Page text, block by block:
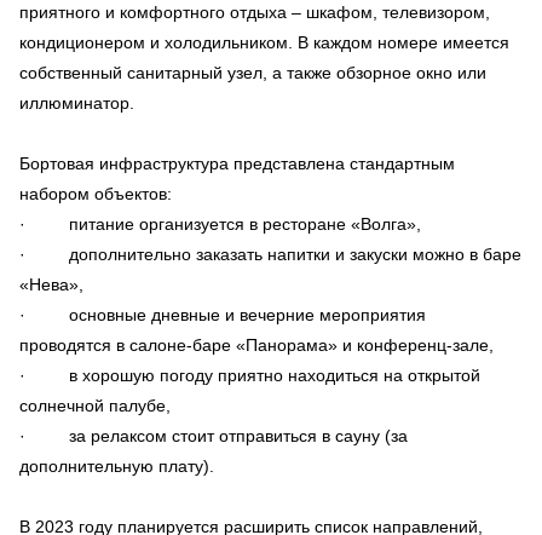
приятного и комфортного отдыха – шкафом, телевизором,
кондиционером и холодильником. В каждом номере имеется
собственный санитарный узел, а также обзорное окно или
иллюминатор.
Бортовая инфраструктура представлена стандартным
набором объектов:
· питание организуется в ресторане «Волга»,
· дополнительно заказать напитки и закуски можно в баре
«Нева»,
· основные дневные и вечерние мероприятия
проводятся в салоне-баре «Панорама» и конференц-зале,
· в хорошую погоду приятно находиться на открытой
солнечной палубе,
· за релаксом стоит отправиться в сауну (за
дополнительную плату).
В 2023 году планируется расширить список направлений,